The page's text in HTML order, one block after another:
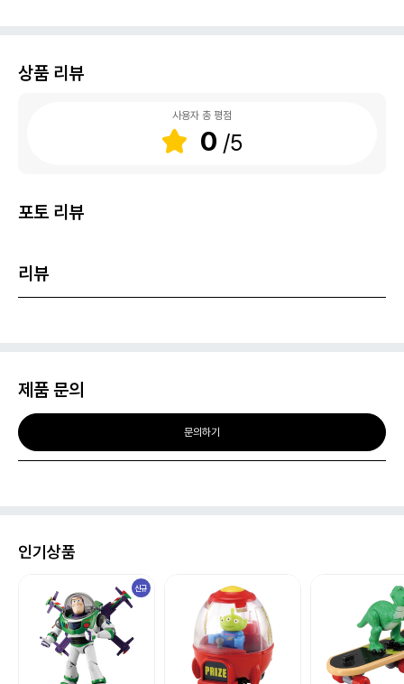
상품 리뷰
사용자 총 평점
0
포토 리뷰
리뷰
제품 문의
문의하기
인기상품
신규